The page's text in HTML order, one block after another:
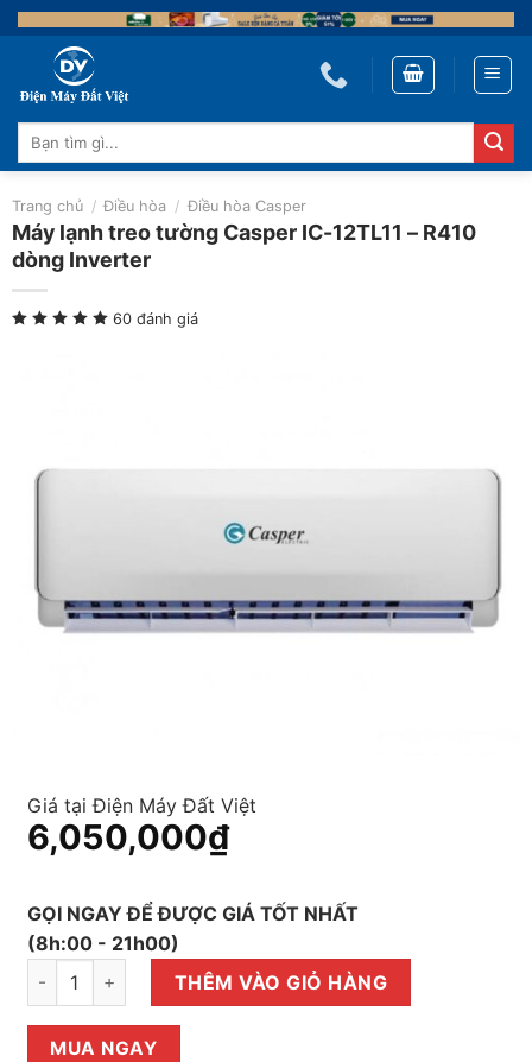
Skip
to
content
Tìm
kiếm:
Trang chủ / Điều hòa / Điều hòa Casper
Máy lạnh treo tường Casper IC-12TL11 – R410
dòng Inverter
60 đánh giá
Giá tại Điện Máy Đất Việt
6,050,000₫
GỌI NGAY ĐỂ ĐƯỢC GIÁ TỐT NHẤT
(8h:00 - 21h00)
Máy lạnh treo tường Casper IC-12TL11 - R410 dòng Inverter
THÊM VÀO GIỎ HÀNG
MUA NGAY